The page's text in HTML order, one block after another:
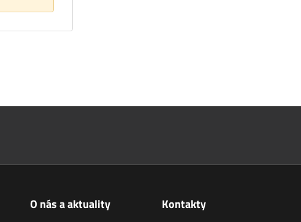
O nás a aktuality Kontakty